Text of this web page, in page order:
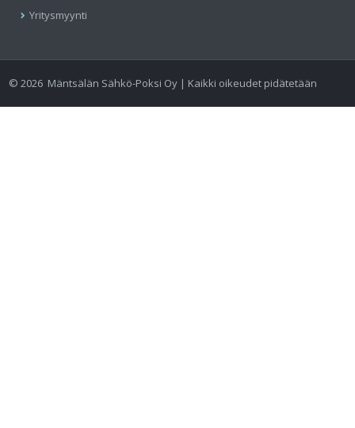
Yritysmyynti
©2026 Mäntsälän Sähkö-Poksi Oy | Kaikki oikeudet pidätetään